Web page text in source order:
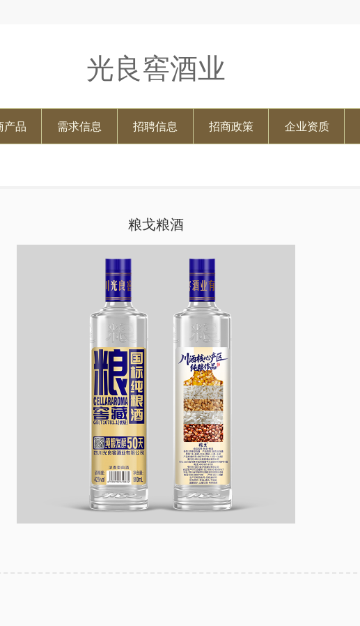
光良窖酒业
产品 需求信息 招聘信息 招商政策 企业资质
粮戈粮酒